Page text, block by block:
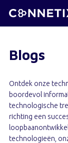
Blogs
Ontdek onze
boordevol
technologische
richting een
technologieën,